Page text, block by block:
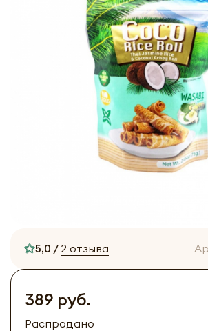
5,0 / 2 отзыва
389 руб.
Распродано